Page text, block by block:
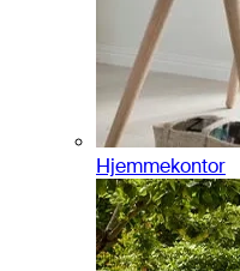
Hjemmekontor